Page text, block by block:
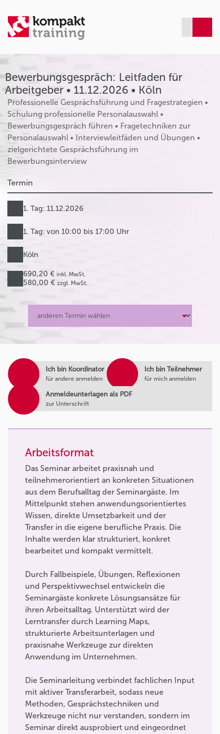
Bewerbungsgespräch: Leitfaden für
Arbeitgeber • 11.12.2026 • Köln
Professionelle Gesprächsführung und Fragestrategien •
Schulung professionelle Personalauswahl •
Bewerbungsgespräch führen • Fragetechniken zur
Personalauswahl • Interviewleitfäden und Übungen •
zielgerichtete Gesprächsführung im
Bewerbungsinterview
Termin
1. Tag: 11.12.2026
1. Tag: von 10:00 bis 17:00 Uhr
Köln
690,20 € inkl. MwSt.
580,00 € zzgl. MwSt.
Arbeitsformat
Das Seminar arbeitet praxisnah und
teilnehmerorientiert an konkreten Situationen
aus dem Berufsalltag der Seminargäste. Im
Mittelpunkt stehen anwendungsorientiertes
Wissen, direkte Umsetzbarkeit und der
Transfer in die eigene berufliche Praxis. Die
Inhalte werden klar strukturiert, konkret
bearbeitet und kompakt vermittelt.
Durch Fallbeispiele, Übungen, Reflexionen
und Perspektivwechsel entwickeln die
Seminargäste konkrete Lösungsansätze für
ihren Arbeitsalltag. Unterstützt wird der
Lerntransfer durch Learning Maps,
strukturierte Arbeitsunterlagen und
praxisnahe Werkzeuge zur direkten
Anwendung im Unternehmen.
Die Seminarleitung verbindet fachlichen Input
mit aktiver Transferarbeit, sodass neue
Methoden, Gesprächstechniken und
Werkzeuge nicht nur verstanden, sondern im
Seminar direkt ausprobiert und eingeordnet
Ich bin Koordinator
für andere anmelden
Ich bin Teilnehmer
für mich anmelden
Anmeldeunterlagen als PDF
zur Unterschrift